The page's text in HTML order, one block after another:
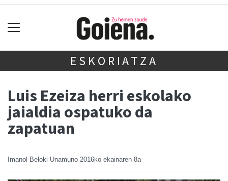
ESKORIATZA
Luis Ezeiza herri eskolako
jaialdia ospatuko da
zapatuan
Imanol Beloki Unamuno 2016ko ekainaren 8a